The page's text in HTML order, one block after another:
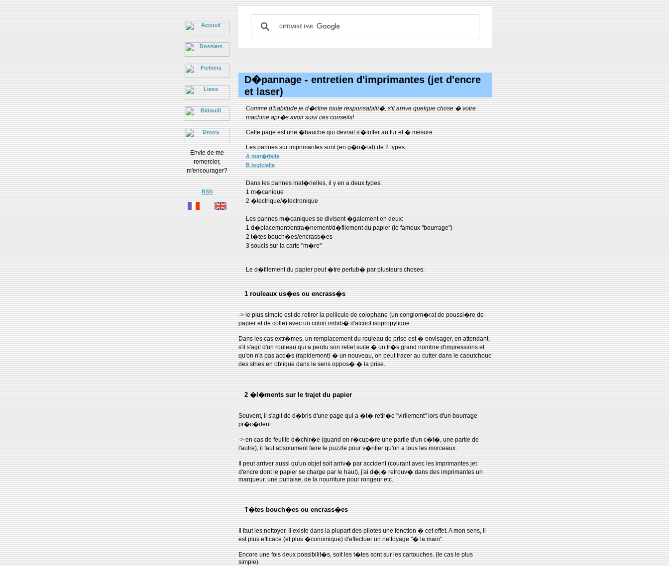
Envie de me
remercier,
m'encourager?
RSS
D�pannage - entretien d'imprimantes (jet d'encre
et laser)
Comme d'habitude je d�cline toute responsabilit�, s'il arrive quelque chose � votre
machine apr�s avoir suivi ces conseils!
Cette page est une �bauche qui devrait s'�toffer au fur et � mesure.
Les pannes sur imprimantes sont (en g�n�ral) de 2 types.
A mat�rielle
B logicielle
Dans les pannes mat�rielles, il y en a deux types:
1 m�canique
2 �lectrique/�lectronique
Les pannes m�caniques se divisent �galement en deux:
1 d�placement/entra�nement/d�filement du papier (le fameux "bourrage")
2 t�tes bouch�es/encrass�es
3 soucis sur la carte "m�re"
Le d�filement du papier peut �tre pertub� par plusieurs choses:
1 rouleaux us�es ou encrass�s
-> le plus simple est de retirer la pellicule de colophane (un conglom�rat de poussi�re de
papier et de colle) avec un coton imbib� d'alcool isopropylique.
Dans les cas extr�mes, un remplacement du rouleau de prise est � envisager, en attendant,
s'il s'agit d'un rouleau qui a perdu son relief suite � un tr�s grand nombre d'impressions et
qu'on n'a pas acc�s (rapidement) � un nouveau, on peut tracer au cutter dans le caoutchouc
des stries en oblique dans le sens oppos� � la prise.
2 �l�ments sur le trajet du papier
Souvent, il s'agit de d�bris d'une page qui a �t� retir�e "virilement" lors d'un bourrage
pr�c�dent.
-> en cas de feuille d�chir�e (quand on r�cup�re une partie d'un c�t�, une partie de
l'autre), il faut absolument faire le puzzle pour v�rifier qu'on a tous les morceaux.
Il peut arriver aussi qu'un objet soit arriv� par accident (courant avec les imprimantes jet
d'encre dont le papier se charge par le haut), j'ai d�j� retrouv� dans des imprimantes un
marqueur, une punaise, de la nourriture pour rongeur etc.
T�tes bouch�es ou encrass�es
Il faut les nettoyer. Il existe dans la plupart des pilotes une fonction � cet effet. A mon sens, il
est plus efficace (et plus �conomique) d'effectuer un nettoyage "� la main".
Encore une fois deux possibilit�s, soit les t�tes sont sur les cartouches. (le cas le plus
simple).